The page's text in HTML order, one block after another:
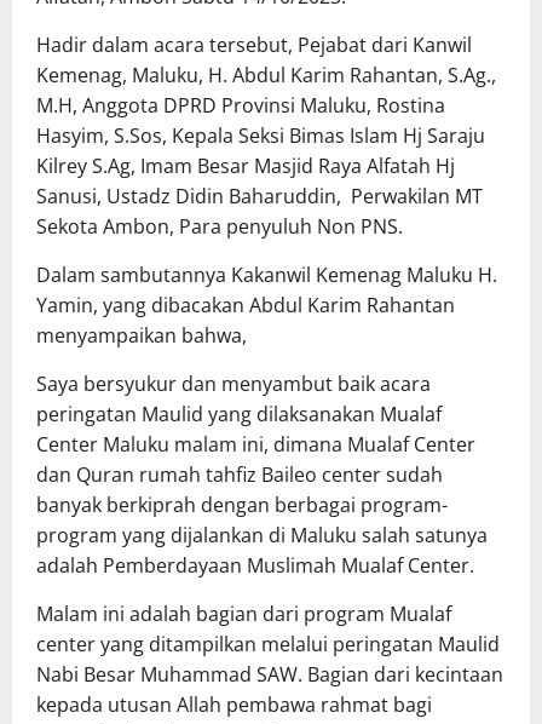
Hadir dalam acara tersebut, Pejabat dari Kanwil
Kemenag, Maluku, H. Abdul Karim Rahantan, S.Ag.,
M.H, Anggota DPRD Provinsi Maluku, Rostina
Hasyim, S.Sos, Kepala Seksi Bimas Islam Hj Saraju
Kilrey S.Ag, Imam Besar Masjid Raya Alfatah Hj
Sanusi, Ustadz Didin Baharuddin, Perwakilan MT
Sekota Ambon, Para penyuluh Non PNS.
Dalam sambutannya Kakanwil Kemenag Maluku H.
Yamin, yang dibacakan Abdul Karim Rahantan
menyampaikan bahwa,
Saya bersyukur dan menyambut baik acara
peringatan Maulid yang dilaksanakan Mualaf
Center Maluku malam ini, dimana Mualaf Center
dan Quran rumah tahfiz Baileo center sudah
banyak berkiprah dengan berbagai program-
program yang dijalankan di Maluku salah satunya
adalah Pemberdayaan Muslimah Mualaf Center.
Malam ini adalah bagian dari program Mualaf
center yang ditampilkan melalui peringatan Maulid
Nabi Besar Muhammad SAW. Bagian dari kecintaan
kepada utusan Allah pembawa rahmat bagi